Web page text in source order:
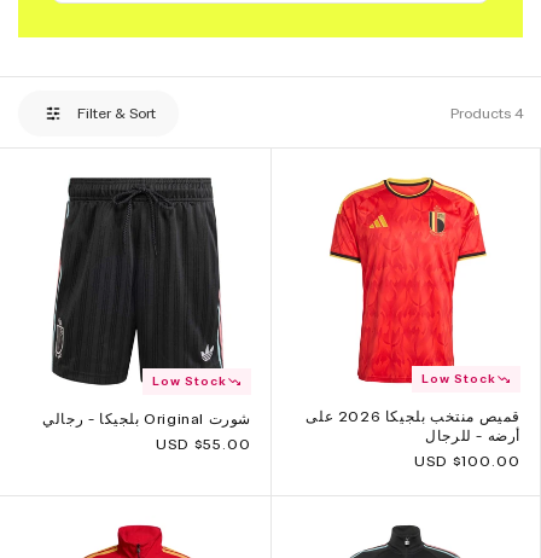
4 Products
Filter & Sort
Low Stock
قميص منتخب بلجيكا 2026 على
أرضه - للرجال
Regular
$100.00 USD
Low Stock
شورت Original بلجيكا - رجالي
Regular
$55.00 USD